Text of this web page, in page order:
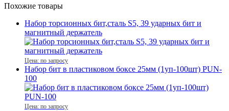
Похожие товары
Набор торсионных бит,сталь S5, 39 ударных бит и
магнитный держатель
Цена: по запросу
Набор бит в пластиковом боксе 25мм (1уп-100шт) PUN-
100
Цена: по запросу